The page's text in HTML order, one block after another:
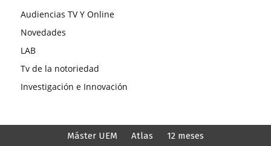
Audiencias TV Y Online
Novedades
LAB
Tv de la notoriedad
Investigación e Innovación
Máster UEM Atlas 12 meses